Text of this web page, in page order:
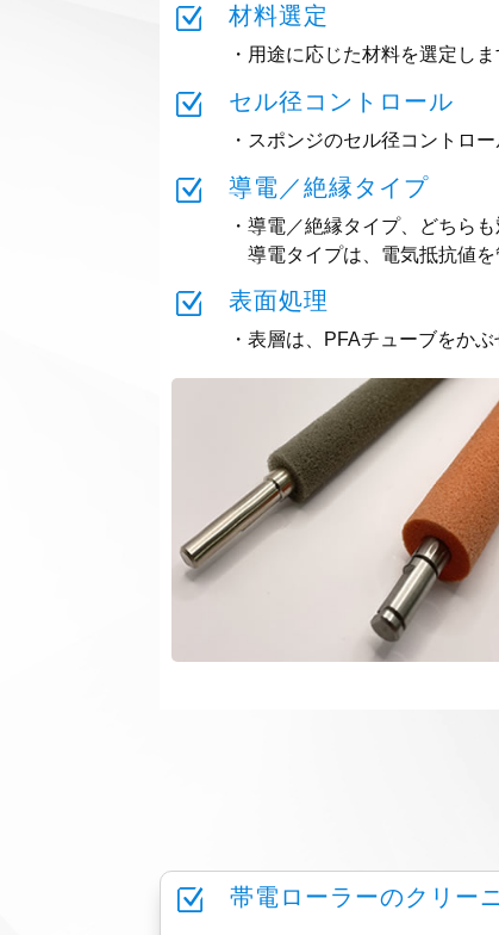
Z 材料選定
・用途に応じた材料を選定し
Z セル径コントロール
・スポンジのセル径コントロ
Z 導電／絶縁タイプ
・導電／絶縁タイプ、どちらも
導電タイプは、電気抵抗値を
Z 表面処理
・表層は、PFAチューブをか
Z 帯電ローラーのクリー